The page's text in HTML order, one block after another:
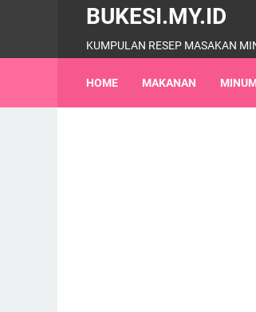
BUKESI.MY.ID
KUMPULAN RESEP MASAKAN
HOME MAKANAN